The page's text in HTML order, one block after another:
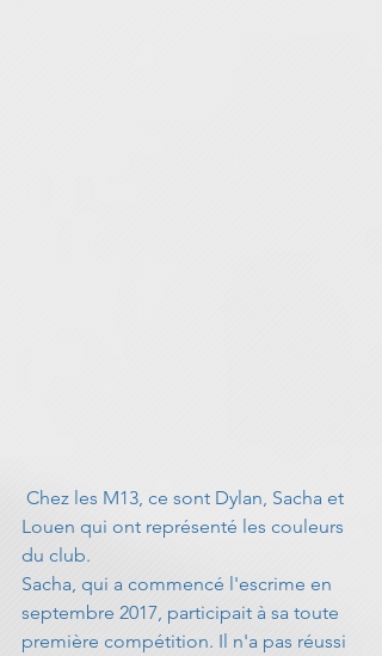
Louen qui ont représenté les couleurs
du club.
Sacha, qui a commencé l'escrime en
septembre 2017, participait à sa toute
première compétition. Il n'a pas réussi